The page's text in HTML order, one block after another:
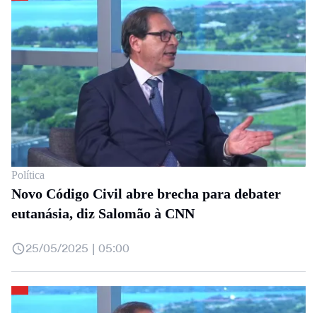
Política
Novo Código Civil abre brecha para debater
eutanásia, diz Salomão à CNN
25/05/2025 | 05:00